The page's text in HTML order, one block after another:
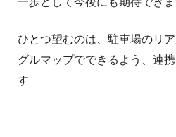
ひとつ望むのは、駐車場のリ
グルマップでできるよう、連
す